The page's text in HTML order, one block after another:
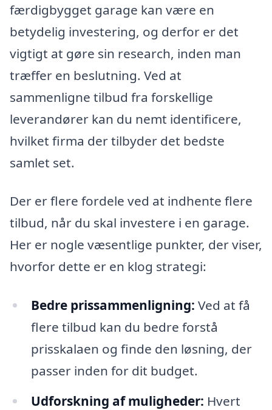
færdigbygget garage kan være en
betydelig investering, og derfor er det
vigtigt at gøre sin research, inden man
træffer en beslutning. Ved at
sammenligne tilbud fra forskellige
leverandører kan du nemt identificere,
hvilket firma der tilbyder det bedste
samlet set.
Der er flere fordele ved at indhente flere
tilbud, når du skal investere i en garage.
Her er nogle væsentlige punkter, der viser,
hvorfor dette er en klog strategi:
Bedre prissammenligning: Ved at få
flere tilbud kan du bedre forstå
prisskalaen og finde den løsning, der
passer inden for dit budget.
Udforskning af muligheder: Hvert